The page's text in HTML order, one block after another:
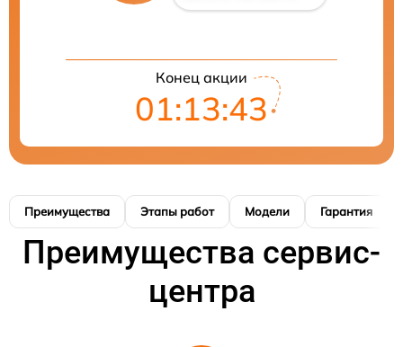
Конец акции
01:13:42
Преимущества Этапы работ Модели Гарантия
Преимущества сервис-
центра